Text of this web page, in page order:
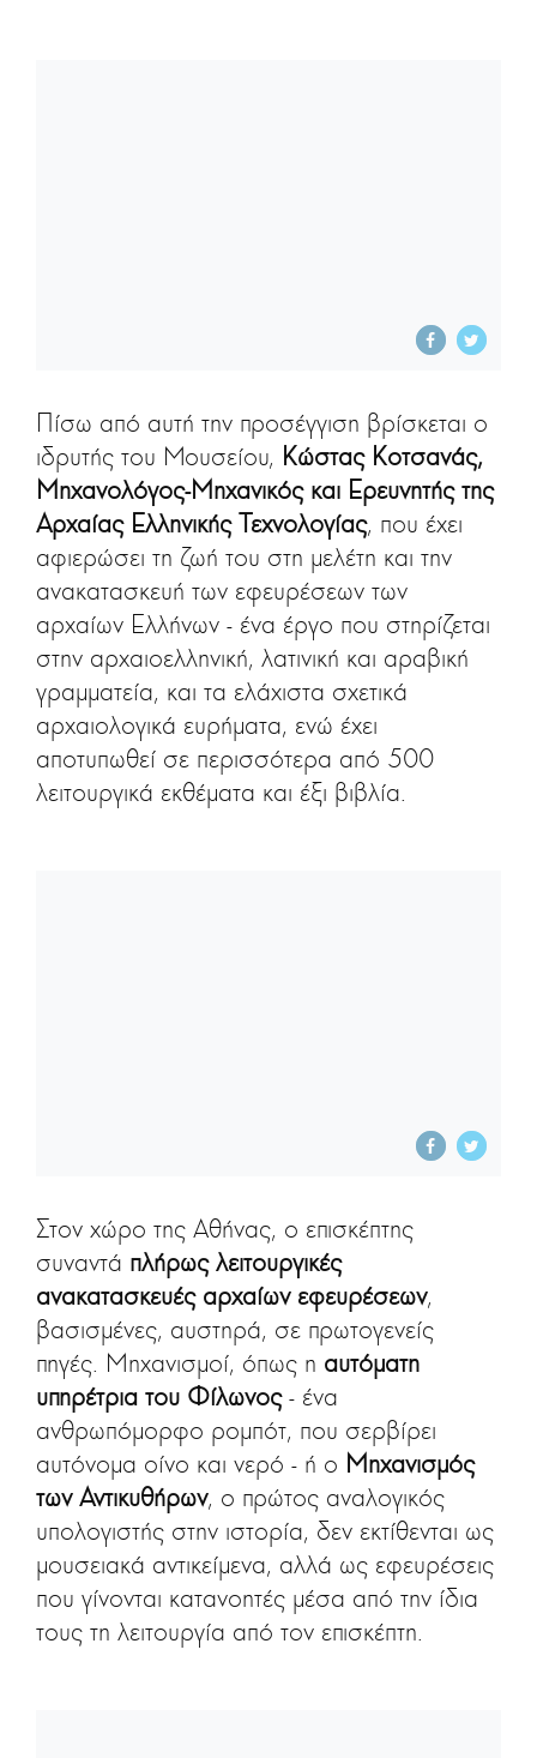
Πίσω από αυτή την προσέγγιση βρίσκεται ο
ιδρυτής του Μουσείου, Κώστας Κοτσανάς,
Μηχανολόγος-Μηχανικός και Ερευνητής της
Αρχαίας Ελληνικής Τεχνολογίας, που έχει
αφιερώσει τη ζωή του στη μελέτη και την
ανακατασκευή των εφευρέσεων των
αρχαίων Ελλήνων - ένα έργο που στηρίζεται
στην αρχαιοελληνική, λατινική και αραβική
γραμματεία, και τα ελάχιστα σχετικά
αρχαιολογικά ευρήματα, ενώ έχει
αποτυπωθεί σε περισσότερα από 500
λειτουργικά εκθέματα και έξι βιβλία.
Στον χώρο της Αθήνας, ο επισκέπτης
συναντά πλήρως λειτουργικές
ανακατασκευές αρχαίων εφευρέσεων,
βασισμένες, αυστηρά, σε πρωτογενείς
πηγές. Μηχανισμοί, όπως η αυτόματη
υπηρέτρια του Φίλωνος - ένα
ανθρωπόμορφο ρομπότ, που σερβίρει
αυτόνομα οίνο και νερό - ή ο Μηχανισμός
των Αντικυθήρων, ο πρώτος αναλογικός
υπολογιστής στην ιστορία, δεν εκτίθενται ως
μουσειακά αντικείμενα, αλλά ως εφευρέσεις
που γίνονται κατανοητές μέσα από την ίδια
τους τη λειτουργία από τον επισκέπτη.